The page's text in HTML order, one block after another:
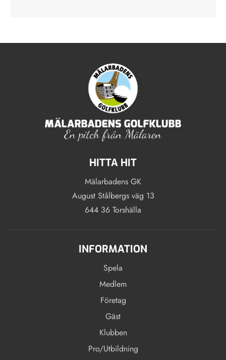
INFORMATION
Spela
Medlem
Företag
Gäst
Klubben
Pro/Utbildning
HITTA HIT
Mälarbadens GK
August Stålbergs väg 13
644 36 Torshälla